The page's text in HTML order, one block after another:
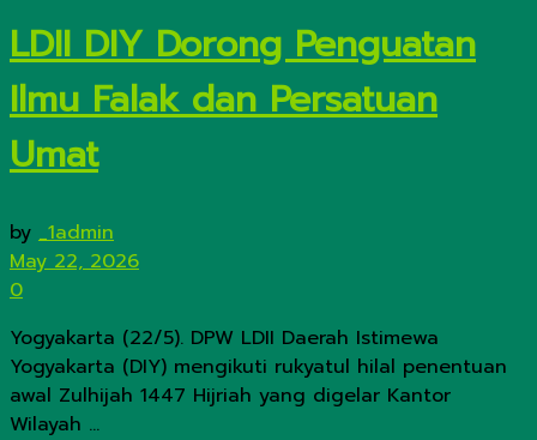
LDII DIY Dorong Penguatan
Ilmu Falak dan Persatuan
Umat
by _1admin
May 22, 2026
0
Yogyakarta (22/5). DPW LDII Daerah Istimewa
Yogyakarta (DIY) mengikuti rukyatul hilal penentuan
awal Zulhijah 1447 Hijriah yang digelar Kantor
Wilayah ...